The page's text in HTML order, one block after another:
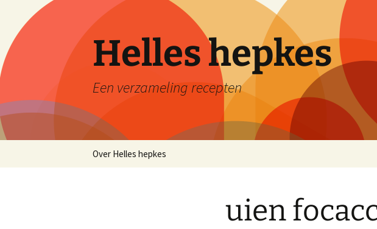
inhoud
Helles hepkes
Een verzameling recepten
Over Helles hepkes
uien